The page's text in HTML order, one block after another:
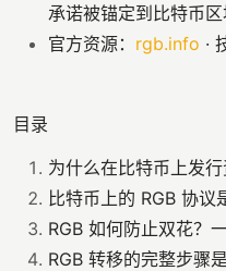
承诺被锚定到比特币
官方资源： rgb.info ·
目录
为什么在比特币上发
比特币上的 RGB 协议
RGB 如何防止双花？
RGB 转移的完整步骤